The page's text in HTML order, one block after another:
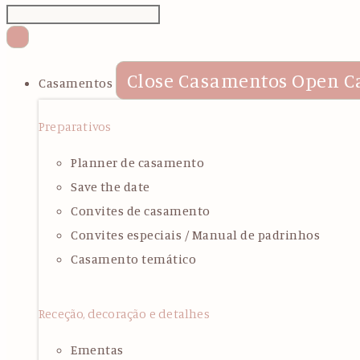
Casamentos Close Casamentos Open
Preparativos
Planner de casamento
Save the date
Convites de casamento
Convites especiais / Manual de padrinhos
Casamento temático
Receção, decoração e detalhes
Ementas